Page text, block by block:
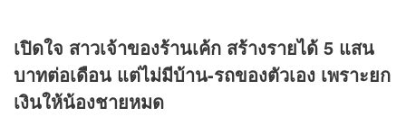
เปิดใจ สาวเจ้าของร้านเค้ก สร้างรายได้ 5 แสน
บาทต่อเดือน แต่ไม่มีบ้าน-รถของตัวเอง เพราะยก
เงินให้น้องชายหมด